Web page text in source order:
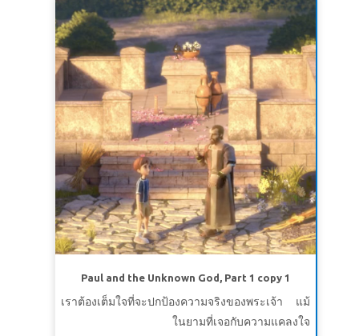
Paul and the Unknown God, Part 1 copy 1
เราต้องเต็มใจที่จะปกป้องความจริงของพระเจ้า แม้
ในยามที่เจอกับความแคลงใจ